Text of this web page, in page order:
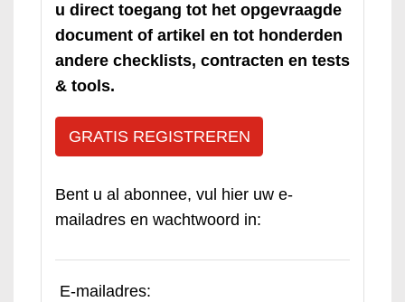
u direct toegang tot het opgevraagde
document of artikel en tot honderden
andere checklists, contracten en tests
& tools.
GRATIS REGISTREREN
Bent u al abonnee, vul hier uw e-
mailadres en wachtwoord in:
E-mailadres: